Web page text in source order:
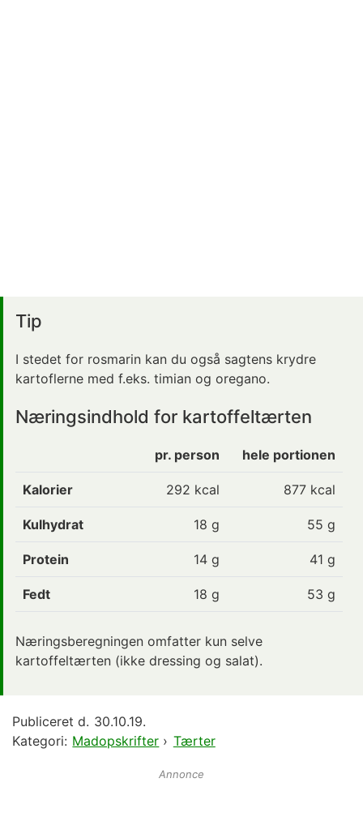
Tip
I stedet for rosmarin kan du også sagtens krydre
kartoflerne med f.eks. timian og oregano.
Næringsindhold for kartoffeltærten
pr. person hele portionen
Kalorier 292 kcal 877 kcal
Kulhydrat 18 g 55 g
Protein 14 g 41 g
Fedt 18 g 53 g
Næringsberegningen omfatter kun selve
kartoffeltærten (ikke dressing og salat).
Publiceret d. 30.10.19.
Kategori: Madopskrifter › Tærter
Annonce